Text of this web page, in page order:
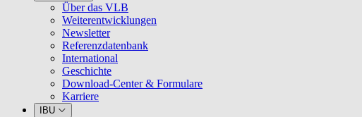
Über das VLB
Weiterentwicklungen
Newsletter
Referenzdatenbank
International
Geschichte
Download-Center & Formulare
Karriere
IBU